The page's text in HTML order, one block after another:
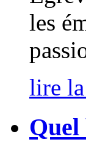
les
lire